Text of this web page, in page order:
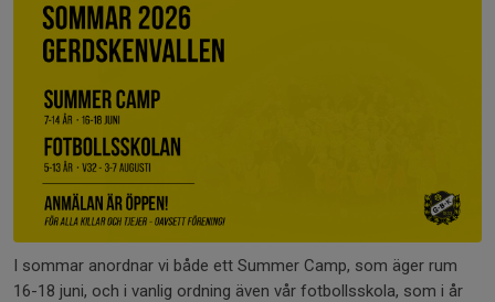
I sommar anordnar vi både ett Summer Camp, som äger rum
16-18 juni, och i vanlig ordning även vår fotbollsskola, som i år